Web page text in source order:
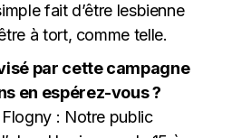
fait d’être lesbienne
à tort, comme telle.
par cette campagne
en espérez-vous ?
: Notre public